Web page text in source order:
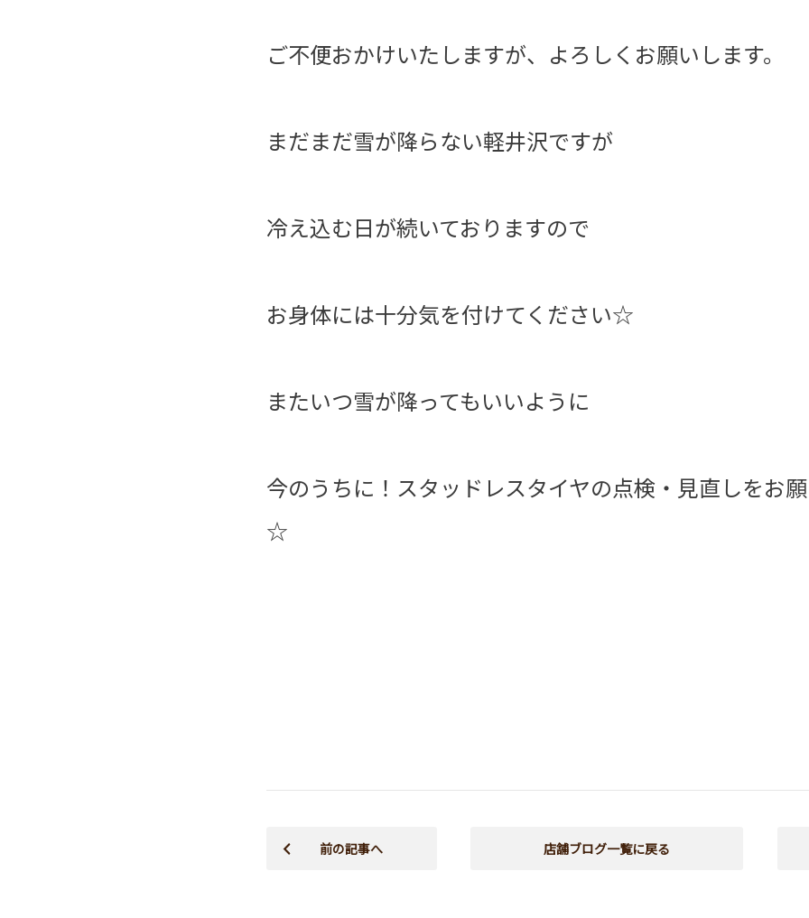
ご不便おかけいたしますが、よろしくお願いします。
まだまだ雪が降らない軽井沢ですが
冷え込む日が続いておりますので
お身体には十分気を付けてください☆
またいつ雪が降ってもいいように
今のうちに！スタッドレスタイヤの点検・見直しをお
☆
前の記事へ 店舗ブログ一覧に戻る